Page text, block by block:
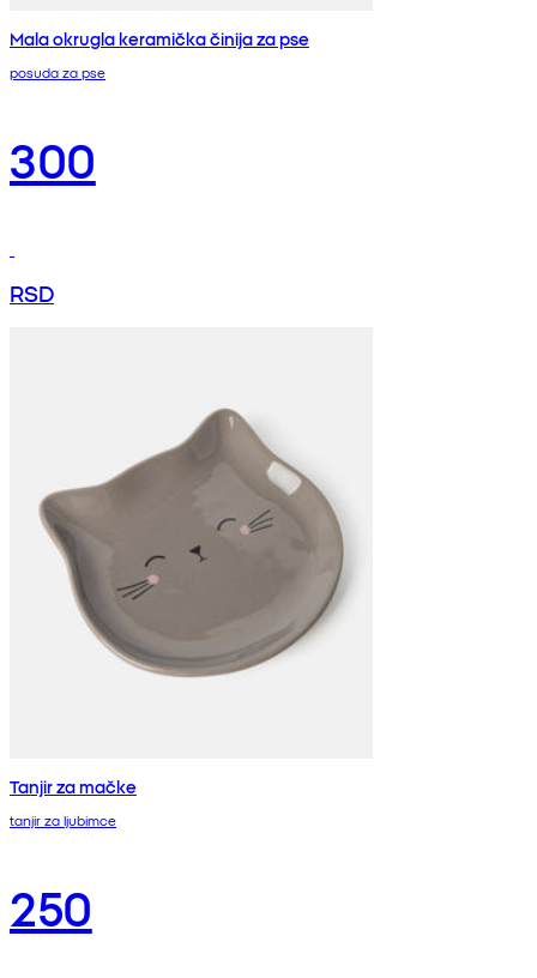
Mala okrugla keramička činija za pse
posuda za pse
300
RSD
Tanjir za mačke
tanjir za ljubimce
250